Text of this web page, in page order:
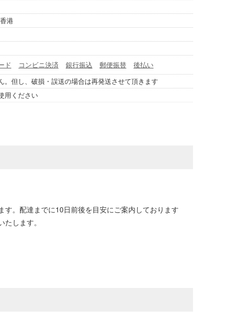
港
ド コンビニ決済 銀行振込 郵便振替
後払い
。但し、破損・誤送の場合は再発送させて頂きます
用ください
。配達までに10日前後を目安にご案内しております
します。